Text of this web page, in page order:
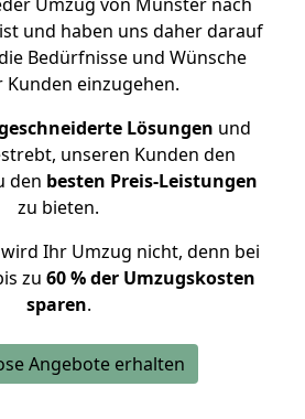
und haben uns daher darauf
Bedürfnisse und Wünsche
Kunden einzugehen.
Lösungen und
unseren Kunden den
den besten Preis-Leistungen
zu bieten.
Ihr Umzug nicht, denn bei
zu 60 % der Umzugskosten
sparen.
Angebote erhalten